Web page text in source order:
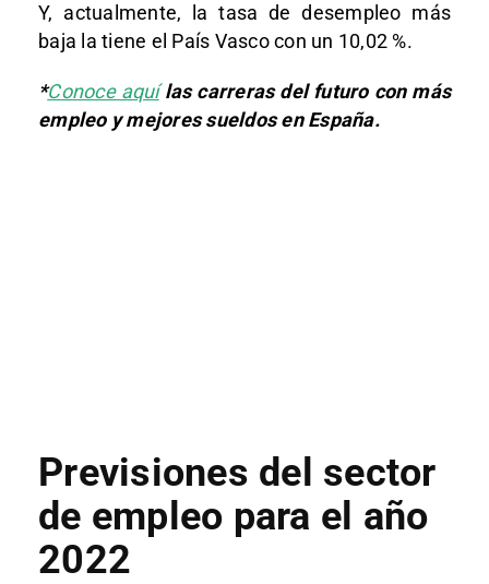
Y, actualmente, la tasa de desempleo más
baja la tiene el País Vasco con un 10,02 %.
*Conoce aquílas carreras del futuro con más
empleo y mejores sueldos en España.
Previsiones del sector
de empleo para el año
2022